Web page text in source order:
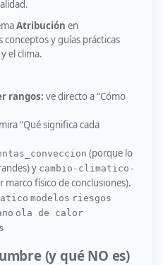
Atribución en
y guías prácticas
el clima.
rangos: ve directo a “Cómo
mira “Qué significa cada
(porque lo
y cambio-climatico-
marco físico de conclusiones).
modelos riesgos
ola de calor
(y qué NO es)